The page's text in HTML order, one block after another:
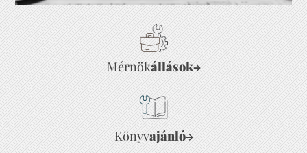
Mérnökállások→
Könyvajánló→